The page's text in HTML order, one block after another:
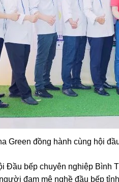
Green đồng hành cùng hội
Đầu bếp chuyên nghiệp Bình
đam mê nghề đầu bếp